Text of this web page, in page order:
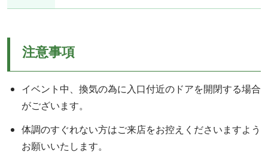
注意事項
イベント中、換気の為に入口付近のドアを開閉する場合
がございます。
体調のすぐれない方はご来店をお控えくださいますよう
お願いいたします。